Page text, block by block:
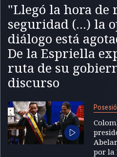
"Llegó la hora de
seguridad (...) la
diálogo está
De la Espriella
ruta de su
discurso
por la